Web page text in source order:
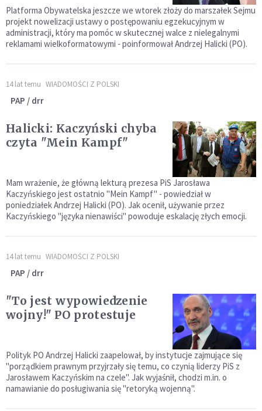
Platforma Obywatelska jeszcze we wtorek złoży do marszałek Sejmu
projekt nowelizacji ustawy o postępowaniu egzekucyjnym w
administracji, który ma pomóc w skutecznej walce z nielegalnymi
reklamami wielkoformatowymi - poinformował Andrzej Halicki (PO).
14 lat temu WIADOMOŚCI Z POLSKI
PAP / drr
Halicki: Kaczyński chyba
czyta "Mein Kampf"
Mam wrażenie, że główną lekturą prezesa PiS Jarosława
Kaczyńskiego jest ostatnio "Mein Kampf" - powiedział w
poniedziałek Andrzej Halicki (PO). Jak ocenił, używanie przez
Kaczyńskiego "języka nienawiści" powoduje eskalację złych emocji.
14 lat temu WIADOMOŚCI Z POLSKI
PAP / drr
"To jest wypowiedzenie
wojny!" PO protestuje
Polityk PO Andrzej Halicki zaapelował, by instytucje zajmujące się
"porządkiem prawnym przyjrzały się temu, co czynią liderzy PiS z
Jarosławem Kaczyńskim na czele". Jak wyjaśnił, chodzi m.in. o
namawianie do posługiwania się "retoryką wojenną".